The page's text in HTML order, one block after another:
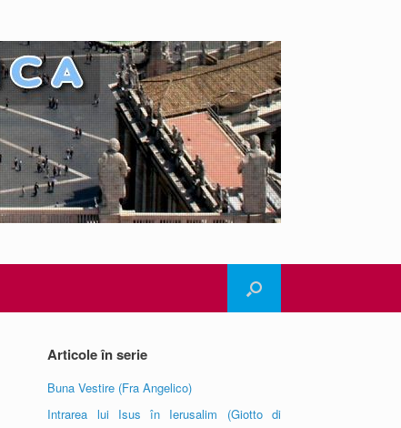
Articole în serie
Buna Vestire (Fra Angelico)
Intrarea lui Isus în Ierusalim (Giotto di